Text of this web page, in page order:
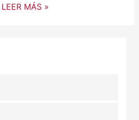
LEER MÁS »